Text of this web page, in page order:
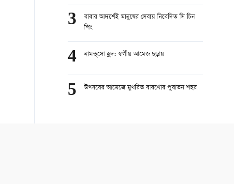
3
বাবার আদর্শেই মানুষের সেবায় নিবেদিত সি চিন
পিং
4 নামত্‌সো হ্রদ: স্বর্গীয় আমেজ ছড়ায়
5 উত্সবের আমেজে মুখরিত বারখোর পুরাতন শহর